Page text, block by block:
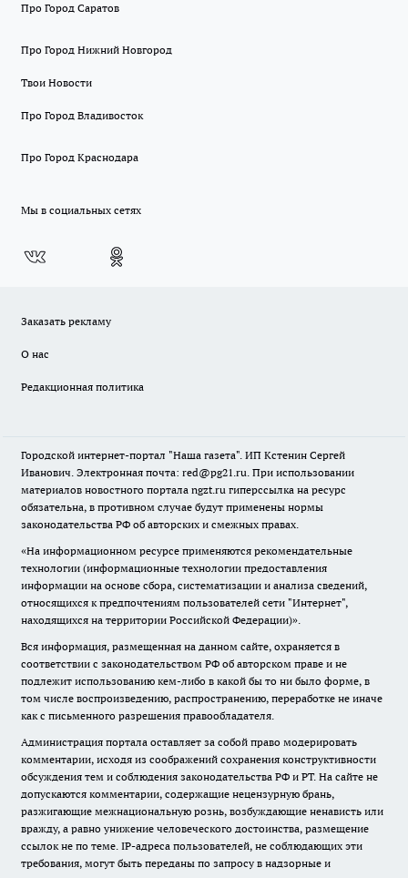
Про Город Саратов
Про Город Нижний Новгород
Твои Новости
Про Город Владивосток
Про Город Краснодара
Мы в социальных сетях
Заказать рекламу
О нас
Редакционная политика
Городской интернет-портал "Наша газета". ИП Кстенин Сергей
Иванович. Электронная почта: red@pg21.ru. При использовании
материалов новостного портала ngzt.ru гиперссылка на ресурс
обязательна, в противном случае будут применены нормы
законодательства РФ об авторских и смежных правах.
«На информационном ресурсе применяются рекомендательные
технологии (информационные технологии предоставления
информации на основе сбора, систематизации и анализа сведений,
относящихся к предпочтениям пользователей сети "Интернет",
находящихся на территории Российской Федерации)».
Вся информация, размещенная на данном сайте, охраняется в
соответствии с законодательством РФ об авторском праве и не
подлежит использованию кем-либо в какой бы то ни было форме, в
том числе воспроизведению, распространению, переработке не иначе
как с письменного разрешения правообладателя.
Администрация портала оставляет за собой право модерировать
комментарии, исходя из соображений сохранения конструктивности
обсуждения тем и соблюдения законодательства РФ и РТ. На сайте не
допускаются комментарии, содержащие нецензурную брань,
разжигающие межнациональную рознь, возбуждающие ненависть или
вражду, а равно унижение человеческого достоинства, размещение
ссылок не по теме. IP-адреса пользователей, не соблюдающих эти
требования, могут быть переданы по запросу в надзорные и